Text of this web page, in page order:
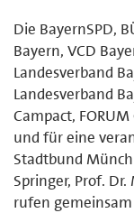
Die BayernSPD,
Bayern, VCD
Landesverband
Landesverband
Campact,
und für eine
Stadtbund
Springer, Prof.
rufen